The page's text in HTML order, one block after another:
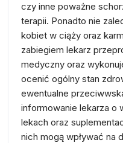
czy inne poważne
terapii. Ponadto nie
kobiet w ciąży oraz
zabiegiem lekarz
medyczny oraz
ocenić ogólny stan
ewentualne
informowanie lekarza o
lekach oraz
nich mogą wpływać na